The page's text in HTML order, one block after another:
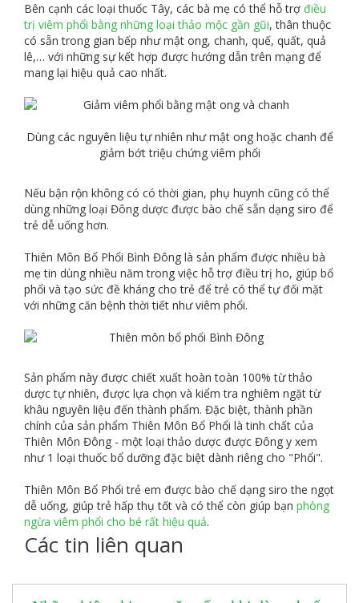
Bên cạnh các loại thuốc Tây, các bà mẹ có thể hỗ trợ điều
trị viêm phổi bằng những loại thảo mộc gần gũi, thân thuộc
có sẵn trong gian bếp như mật ong, chanh, quế, quất, quả
lê,… với những sự kết hợp được hướng dẫn trên mạng để
mang lại hiệu quả cao nhất.
Dùng các nguyên liệu tự nhiên như mật ong hoặc chanh để
giảm bớt triệu chứng viêm phổi
Nếu bận rộn không có có thời gian, phụ huynh cũng có thể
dùng những loại Đông dược được bào chế sẵn dạng siro để
trẻ dễ uống hơn.
Thiên Môn Bổ Phổi Bình Đông là sản phẩm được nhiều bà
mẹ tin dùng nhiều năm trong việc hỗ trợ điều trị ho, giúp bổ
phổi và tạo sức đề kháng cho trẻ để trẻ có thể tự đối mặt
với những căn bệnh thời tiết như viêm phổi.
Sản phẩm này được chiết xuất hoàn toàn 100% từ thảo
dược tự nhiên, được lựa chọn và kiểm tra nghiêm ngặt từ
khâu nguyên liệu đến thành phẩm. Đặc biệt, thành phần
chính của sản phẩm Thiên Môn Bổ Phổi là tinh chất của
Thiên Môn Đông - một loại thảo dược được Đông y xem
như 1 loại thuốc bổ dưỡng đặc biệt dành riêng cho "Phổi".
Thiên Môn Bổ Phổi trẻ em được bào chế dạng siro the ngọt
dễ uống, giúp trẻ hấp thụ tốt và có thể còn giúp bạn phòng
ngừa viêm phổi cho bé rất hiệu quả.
Các tin liên quan